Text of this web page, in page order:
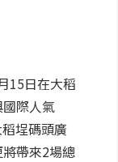
15日在大稻
際人氣
埕碼頭廣
帶來2場總